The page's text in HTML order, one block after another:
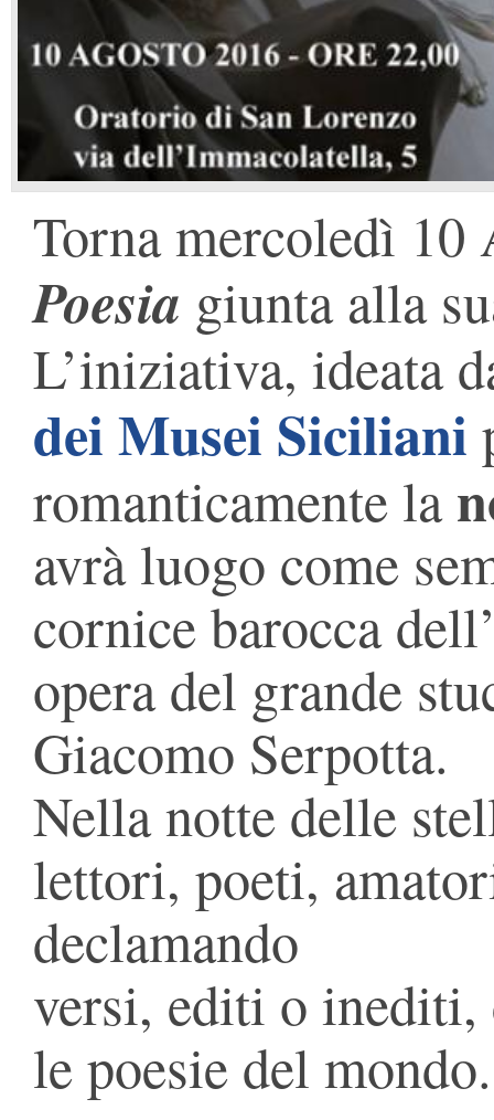
Torna mercoledì
Poesia giunta alla
L’iniziativa, ideata
dei Musei Siciliani
romanticamente la
avrà luogo come
cornice barocca
opera del grande
Giacomo Serpotta.
Nella notte delle
lettori, poeti,
declamando
versi, editi o inediti,
le poesie del mondo.